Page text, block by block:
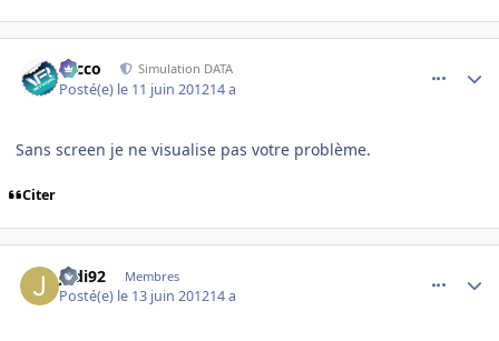
Nicco Simulation DATA
Posté(e) le 11 juin 201214 a
Sans screen je ne visualise pas votre problème.
Citer
Jedi92 Membres
Posté(e) le 13 juin 201214 a